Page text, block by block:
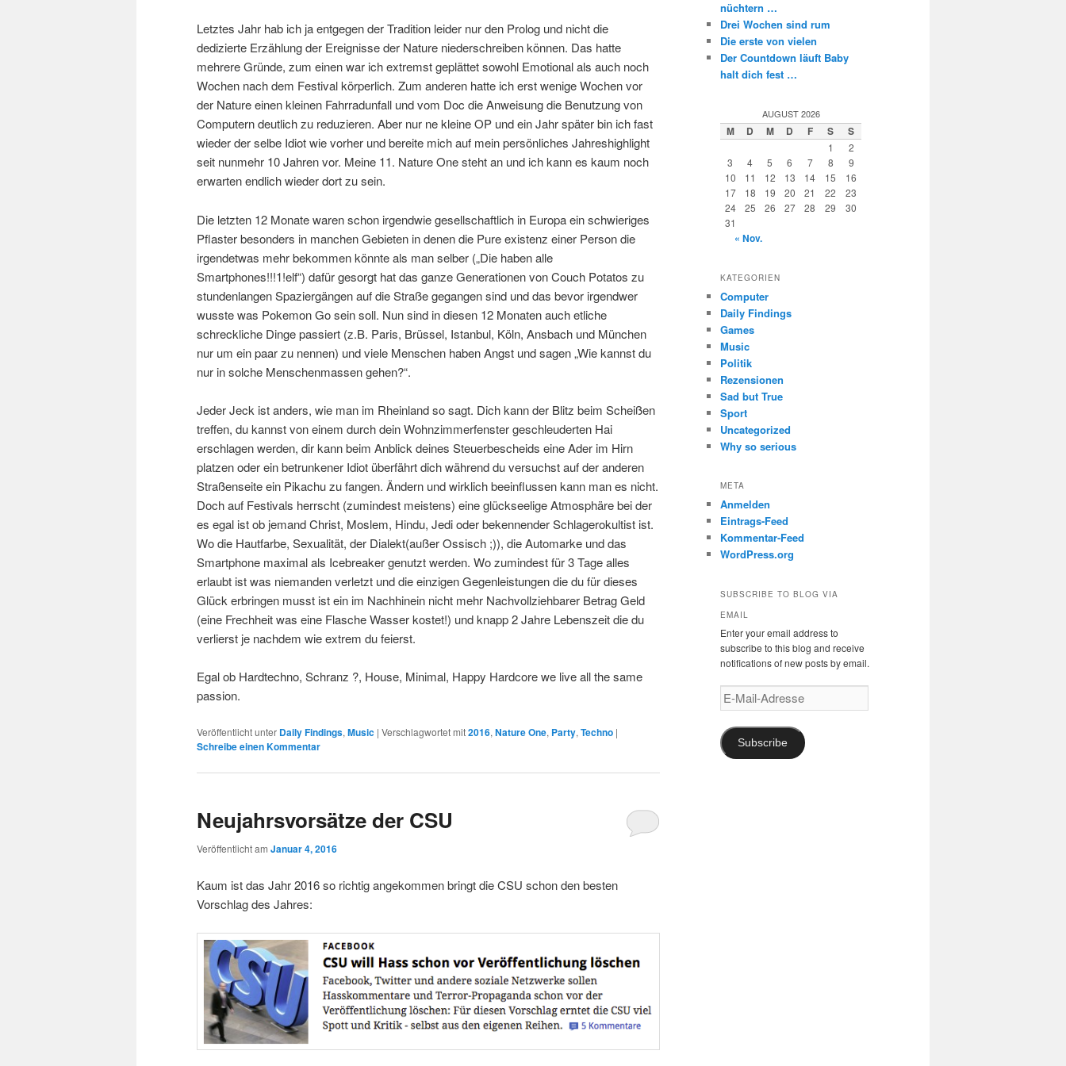
Letztes Jahr hab ich ja entgegen der Tradition leider nur den Prolog und nicht die
dedizierte Erzählung der Ereignisse der Nature niederschreiben können. Das hatte
mehrere Gründe, zum einen war ich extremst geplättet sowohl Emotional als auch noch
Wochen nach dem Festival körperlich. Zum anderen hatte ich erst wenige Wochen vor
der Nature einen kleinen Fahrradunfall und vom Doc die Anweisung die Benutzung von
Computern deutlich zu reduzieren. Aber nur ne kleine OP und ein Jahr später bin ich fast
wieder der selbe Idiot wie vorher und bereite mich auf mein persönliches Jahreshighlight
seit nunmehr 10 Jahren vor. Meine 11. Nature One steht an und ich kann es kaum noch
erwarten endlich wieder dort zu sein.
Die letzten 12 Monate waren schon irgendwie gesellschaftlich in Europa ein schwieriges
Pflaster besonders in manchen Gebieten in denen die Pure existenz einer Person die
irgendetwas mehr bekommen könnte als man selber („Die haben alle
Smartphones!!!1!elf“) dafür gesorgt hat das ganze Generationen von Couch Potatos zu
stundenlangen Spaziergängen auf die Straße gegangen sind und das bevor irgendwer
wusste was Pokemon Go sein soll. Nun sind in diesen 12 Monaten auch etliche
schreckliche Dinge passiert (z.B. Paris, Brüssel, Istanbul, Köln, Ansbach und München
nur um ein paar zu nennen) und viele Menschen haben Angst und sagen „Wie kannst du
nur in solche Menschenmassen gehen?“.
Jeder Jeck ist anders, wie man im Rheinland so sagt. Dich kann der Blitz beim Scheißen
treffen, du kannst von einem durch dein Wohnzimmerfenster geschleuderten Hai
erschlagen werden, dir kann beim Anblick deines Steuerbescheids eine Ader im Hirn
platzen oder ein betrunkener Idiot überfährt dich während du versuchst auf der anderen
Straßenseite ein Pikachu zu fangen. Ändern und wirklich beeinflussen kann man es nicht.
Doch auf Festivals herrscht (zumindest meistens) eine glückseelige Atmosphäre bei der
es egal ist ob jemand Christ, Moslem, Hindu, Jedi oder bekennender Schlagerokultist ist.
Wo die Hautfarbe, Sexualität, der Dialekt(außer Ossisch ;)), die Automarke und das
Smartphone maximal als Icebreaker genutzt werden. Wo zumindest für 3 Tage alles
erlaubt ist was niemanden verletzt und die einzigen Gegenleistungen die du für dieses
Glück erbringen musst ist ein im Nachhinein nicht mehr Nachvollziehbarer Betrag Geld
(eine Frechheit was eine Flasche Wasser kostet!) und knapp 2 Jahre Lebenszeit die du
verlierst je nachdem wie extrem du feierst.
Egal ob Hardtechno, Schranz ?, House, Minimal, Happy Hardcore we live all the same
passion.
Veröffentlicht unter Daily Findings, Music | Verschlagwortet mit2016, Nature One, Party, Techno |
Schreibe einen Kommentar
Neujahrsvorsätze der CSU
Veröffentlicht am Januar 4, 2016
Kaum ist das Jahr 2016 so richtig angekommen bringt die CSU schon den besten
Vorschlag des Jahres:
nüchtern …
Drei Wochen sind rum
Die erste von vielen
Der Countdown läuft Baby
halt dich fest …
AUGUST 2026
M D M D F S S
1
2
3
4 5 6 7 8
9
10
11 12 13 14 15
16
17
18 19 20 21 22
23
24
25 26 27 28 29
30
31
« Nov.
KATEGORIEN
Computer
Daily Findings
Games
Music
Politik
Rezensionen
Sad but True
Sport
Uncategorized
Why so serious
META
Anmelden
Eintrags-Feed
Kommentar-Feed
WordPress.org
SUBSCRIBE TO BLOG VIA
EMAIL
Enter your email address to
subscribe to this blog and receive
notifications of new posts by email.
E-
Mail-
Subscribe